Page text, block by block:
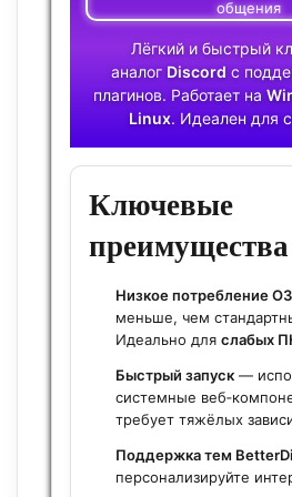
Лёгкий и быстрый
аналог Discordс
плагинов. Работает на
Linux. Идеален для
Ключевые
Низкое потребление
меньше, чем
Идеально для слабых
Быстрый запуск —
системные
требует тяжёлых
Поддержка тем
персонализируйте